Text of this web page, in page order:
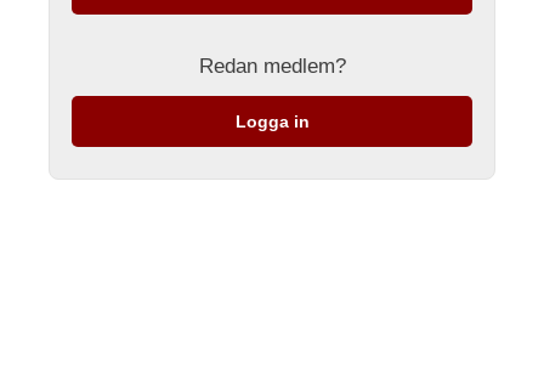
Redan medlem?
Logga in